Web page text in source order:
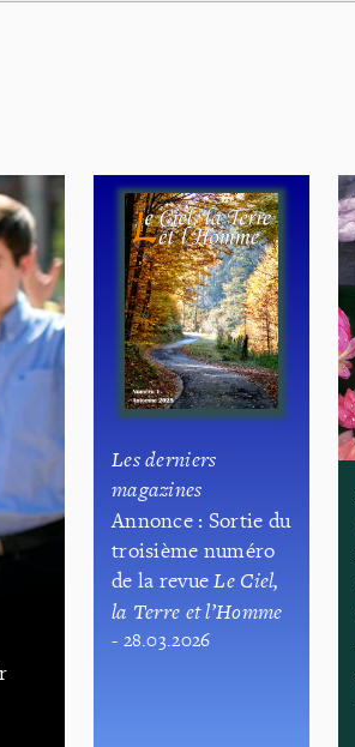
Les derniers
magazines
Annonce : Sortie du
troisième numéro
de la revueLe Ciel,
la Terre et l’Homme
- 28.03.2026